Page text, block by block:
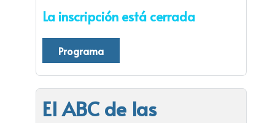
La inscripción está cerrada
Programa
El ABC de las